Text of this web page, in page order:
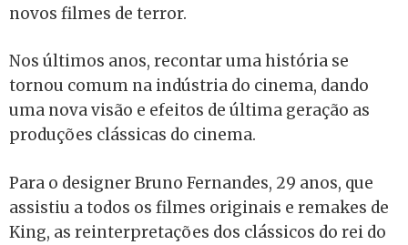
novos filmes de terror.
Nos últimos anos, recontar uma história se
tornou comum na indústria do cinema, dando
uma nova visão e efeitos de última geração as
produções clássicas do cinema.
Para o designer Bruno Fernandes, 29 anos, que
assistiu a todos os filmes originais e remakes de
King, as reinterpretações dos clássicos do rei do